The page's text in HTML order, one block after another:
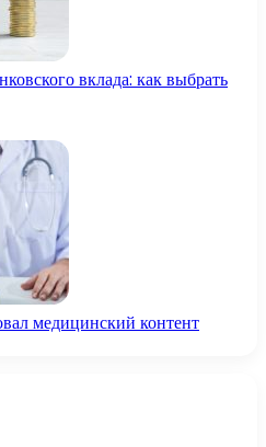
вклада: как выбрать
медицинский контент